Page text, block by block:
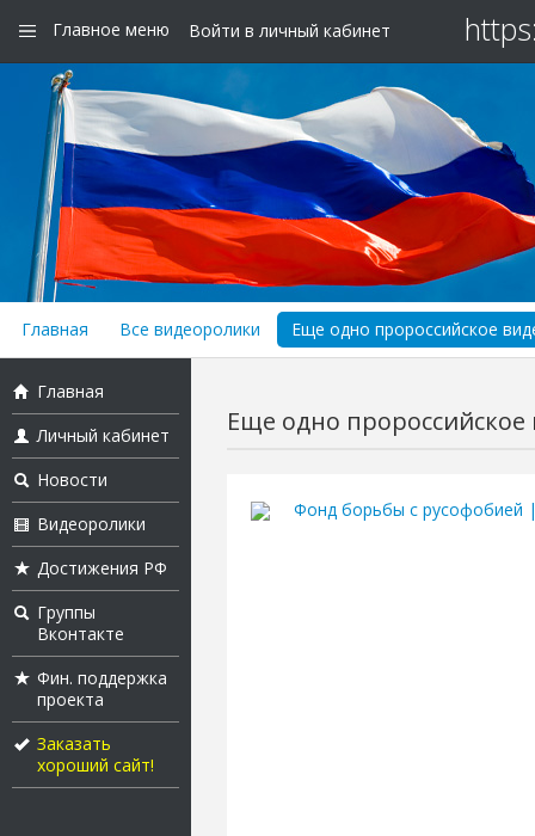
Главное меню Войти в личный кабинет
Главная Все видеоролики Еще одно пророссийское
Главная
Личный кабинет
Новости
Видеоролики
Достижения РФ
Группы
Вконтакте
Фин. поддержка
проекта
Заказать
хороший сайт!
Еще одно пророссийское
Фонд борьбы с русофобией